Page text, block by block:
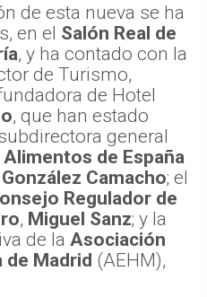
de esta nueva se ha
en el Salón Real de
, y ha contado con la
de Turismo,
de Hotel
, que han estado
general
de España
Camacho; el
Regulador de
, Miguel Sanz; y la
de la Asociación
de Madrid (AEHM),